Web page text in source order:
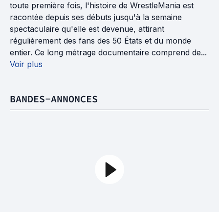
toute première fois, l'histoire de WrestleMania est
racontée depuis ses débuts jusqu'à la semaine
spectaculaire qu'elle est devenue, attirant
régulièrement des fans des 50 États et du monde
entier. Ce long métrage documentaire comprend de...
Voir plus
BANDES-ANNONCES